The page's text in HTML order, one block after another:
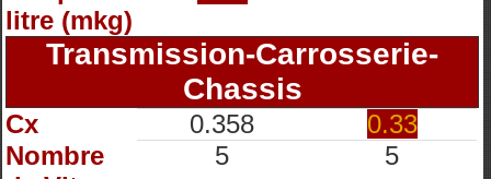
litre (mkg)
Transmission-Carrosserie-
Chassis
Cx 0.358
0.33
Nombre
5 5